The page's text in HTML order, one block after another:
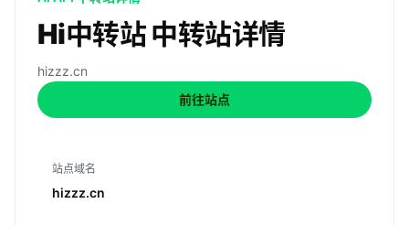
Hi中转站 中转站详情
hizzz.cn
前往站点
站点域名
hizzz.cn